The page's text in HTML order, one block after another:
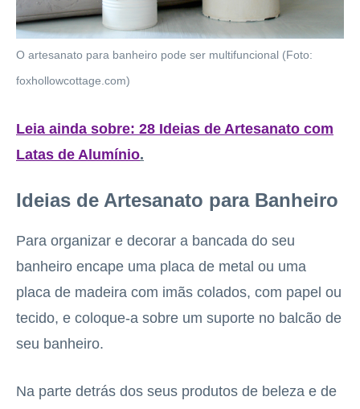
O artesanato para banheiro pode ser multifuncional (Foto:
foxhollowcottage.com)
Leia ainda sobre: 28 Ideias de Artesanato com
Latas de Alumínio.
Ideias de Artesanato para Banheiro
Para organizar e decorar a bancada do seu
banheiro encape uma placa de metal ou uma
placa de madeira com imãs colados, com papel ou
tecido, e coloque-a sobre um suporte no balcão de
seu banheiro.
Na parte detrás dos seus produtos de beleza e de